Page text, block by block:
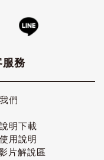
服務
們
明下載
用說明
片解說區